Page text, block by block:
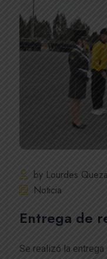
by Lourdes
Noticia
Entrega de
Se realizó la